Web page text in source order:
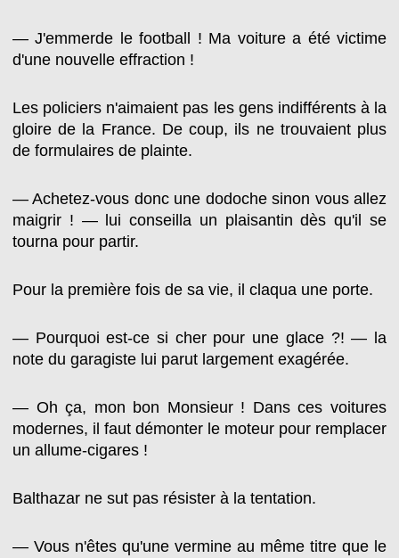
— J'emmerde le football ! Ma voiture a été victime
d'une nouvelle effraction !
Les policiers n'aimaient pas les gens indifférents à la
gloire de la France. De coup, ils ne trouvaient plus
de formulaires de plainte.
— Achetez-vous donc une dodoche sinon vous allez
maigrir ! — lui conseilla un plaisantin dès qu'il se
tourna pour partir.
Pour la première fois de sa vie, il claqua une porte.
— Pourquoi est-ce si cher pour une glace ?! — la
note du garagiste lui parut largement exagérée.
— Oh ça, mon bon Monsieur ! Dans ces voitures
modernes, il faut démonter le moteur pour remplacer
un allume-cigares !
Balthazar ne sut pas résister à la tentation.
— Vous n'êtes qu'une vermine au même titre que le